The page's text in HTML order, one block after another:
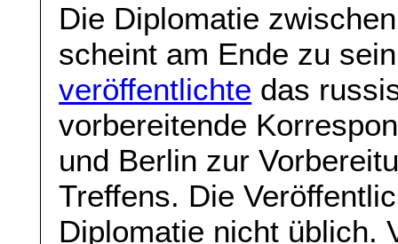
Die Diplomatie
scheint am Ende zu
veröffentlichte das
vorbereitende
und Berlin zur
Treffens. Die
Diplomatie nicht üblich.